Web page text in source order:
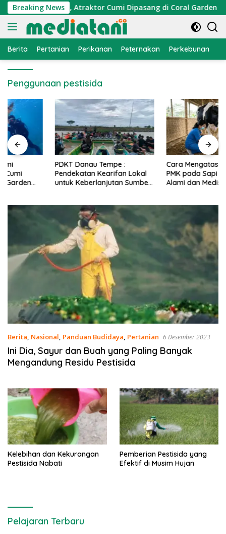
Langsung
ke
konten
Breaking News
Nelayan, Atraktor Cumi Dipasang di Coral Garden
Berita Pertanian Perikanan Peternakan Perkebunan
Penggunaan pestisida
PDKT Danau Tempe :
Pendekatan Kearifan Lokal
untuk Keberlanjutan Sumber
Cara Mengatasi Penyakit
PMK pada Sapi Perah Secara
Alami dan Medis
Berita, Nasional, Panduan Budidaya, Pertanian 6 Desember 2023
Ini Dia, Sayur dan Buah yang Paling Banyak
Mengandung Residu Pestisida
Kelebihan dan Kekurangan
Pestisida Nabati
Pemberian Pestisida yang
Efektif di Musim Hujan
Pelajaran Terbaru